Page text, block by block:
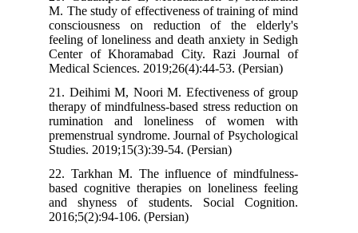
M. The study of effectiveness of
consciousness on reduction of the
feeling of loneliness and death anxiety
Center of Khoramabad City. Razi
Medical Sciences. 2019;26(4):44-53.
21. Deihimi M, Noori M. Efectiveness
therapy of mindfulness-based stress
rumination and loneliness of
premenstrual syndrome. Journal of
Studies. 2019;15(3):39-54. (Persian)
22. Tarkhan M. The influence of
based cognitive therapies on
and shyness of students. Social
2016;5(2):94-106. (Persian)